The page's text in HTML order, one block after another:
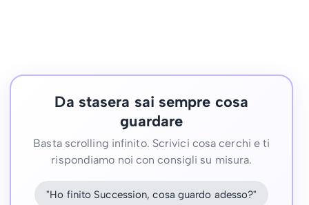
Da stasera sai sempre cosa
guardare
Basta scrolling infinito. Scrivici cosa cerchi e ti
rispondiamo noi con consigli su misura.
"Ho finito Succession, cosa guardo adesso?"